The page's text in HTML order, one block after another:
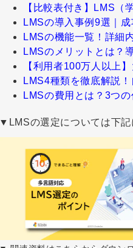
【比較表付き】LMS（
LMSの導入事例9選｜
LMSの機能一覧！詳細
LMSのメリットとは？
【利用者100万人以上
LMS4種類を徹底解説
LMSの費用とは？3つ
▼LMSの選定については下記